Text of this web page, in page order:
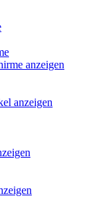
anzeigen
anzeigen